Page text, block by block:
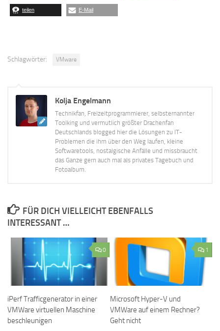
teilen E-Mail
Schlagwörter: VMware
Kolja Engelmann
Technikfan, Freizeitprogrammierer, selbsternannter
Toolking und vermutlich größter Drachenfan
Deutschlands blogged hier die Lösungen zu IT-
Problemen die ihm über den Weg laufen, kleine
Softwaretools, nostalgische Anfälle und missbraucht
das Ganze gern auch mal als privates Tagebuch und
Fotoalbum.
FÜR DICH VIELLEICHT EBENFALLS
INTERESSANT …
0
iPerf Trafficgenerator in einer
VMWare virtuellen Maschine
beschleunigen
1
Microsoft Hyper-V und
VMWare auf einem Rechner?
Geht nicht